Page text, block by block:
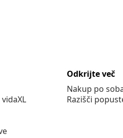
Odkrijte več
Nakup po
Razišči